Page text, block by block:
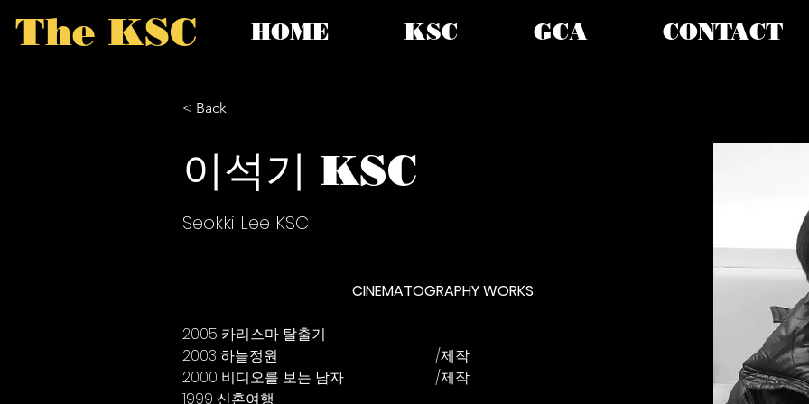
The KSC HOME KSC GCA CONTACT
< Back
이석기 KSC
Seokki Lee KSC
CINEMATOGRAPHY WORKS
2005 카리스마 탈출기
2003 하늘정원					/제작
2000 비디오를 보는 남자			/제작
1999 신혼여행